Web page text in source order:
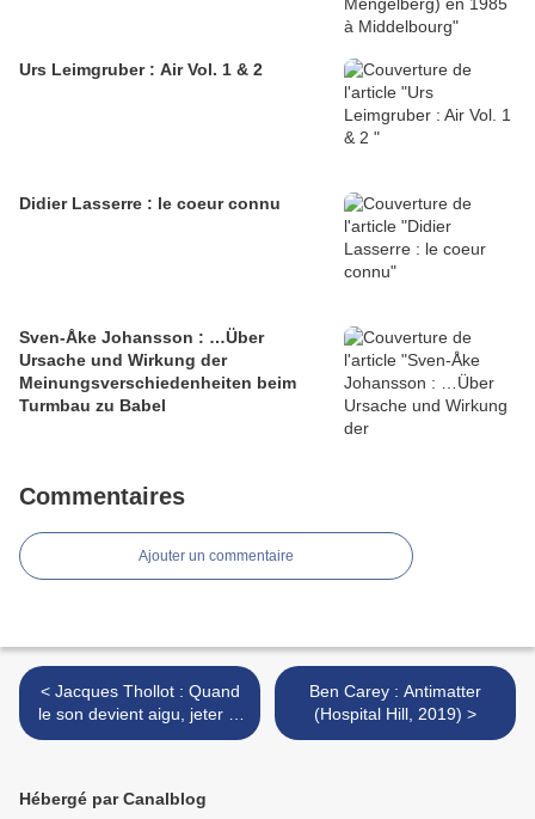
Urs Leimgruber : Air Vol. 1 & 2
Didier Lasserre : le coeur connu
Sven-Åke Johansson : …Über
Ursache und Wirkung der
Meinungsverschiedenheiten beim
Turmbau zu Babel
Commentaires
Ajouter un commentaire
< Jacques Thollot : Quand
le son devient aigu, jeter la
girafe à la mer (Souffle
Ben Carey : Antimatter
(Hospital Hill, 2019) >
Hébergé par Canalblog